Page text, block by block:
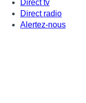
Direct tv
Direct radio
Alertez-nous